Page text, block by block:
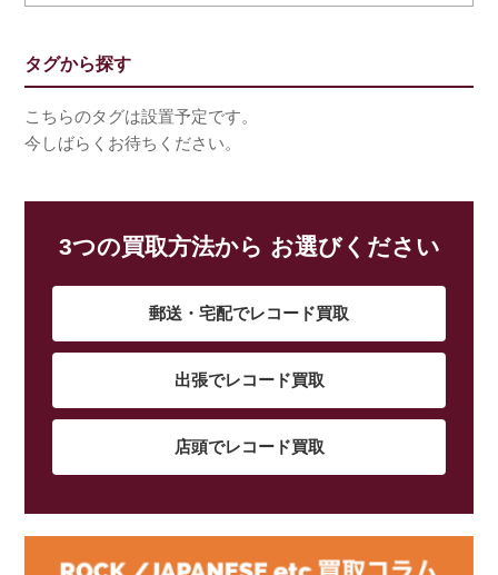
タグから探す
こちらのタグは設置予定です。
今しばらくお待ちください。
3つの買取方法から お選びください
郵送・宅配でレコード買取
出張でレコード買取
店頭でレコード買取